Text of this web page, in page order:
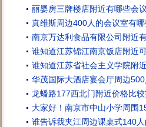
丽婴房三牌楼店附近有哪些会
真维斯周边400人的会议室有哪
南京万达利食品有限公司附近
谁知道江苏锦江南京饭店附近
谁知道江苏省社会主义学院附
华茂国际大酒店宴会厅周边
龙蟠路177西北门附近价格比
大家好！南京市中山小学周围
谁告诉我夹江周边课桌式140